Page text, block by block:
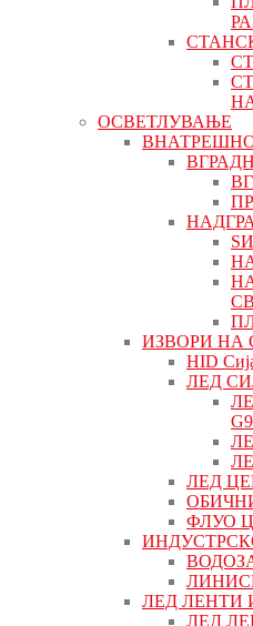
ОСВЕТЛУВАЊЕ
ИЗВОРИ НА
HID
ЛЕД
ЛЕД
ФЛУО
ЛЕД ЛЕНТИ
ЛЕД